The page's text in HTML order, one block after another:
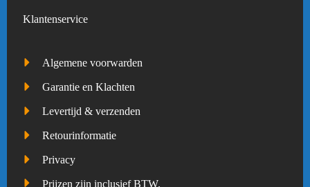
Klantenservice
Algemene voorwarden
Garantie en Klachten
Levertijd & verzenden
Retourinformatie
Privacy
Prijzen zijn inclusief BTW.